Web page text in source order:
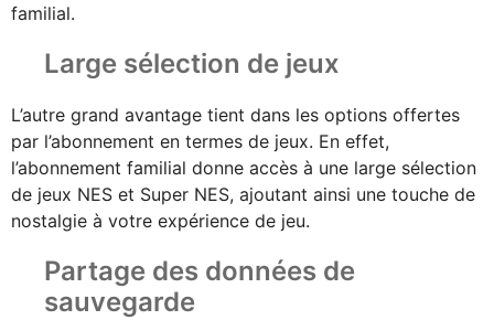
familial.
Large sélection de jeux
L’autre grand avantage tient dans les options offertes
par l’abonnement en termes de jeux. En effet,
l’abonnement familial donne accès à une large sélection
de jeux NES et Super NES, ajoutant ainsi une touche de
nostalgie à votre expérience de jeu.
Partage des données de
sauvegarde